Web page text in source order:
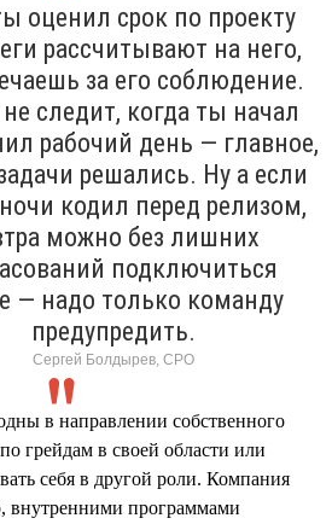
оценил срок по проекту
рассчитывают на него,
за его соблюдение.
следит, когда ты начал
рабочий день — главное,
решались. Ну а если
кодил перед релизом,
можно без лишних
подключиться
— надо только команду
предупредить.
Сергей Болдырев, СРО
в направлении собственного
грейдам в своей области или
себя в другой роли. Компания
программами